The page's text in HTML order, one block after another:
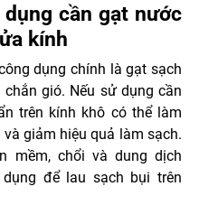
cần gạt nước
kính
dụng chính là gạt sạch
gió. Nếu sử dụng cần
trên kính khô có thể làm
giảm hiệu quả làm sạch.
mềm, chổi và dung dịch
để lau sạch bụi trên